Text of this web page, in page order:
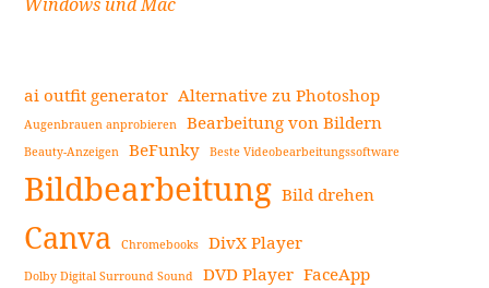
Seitenleiste
ai outfit generator Alternative zu Photoshop
Augenbrauen anprobieren Bearbeitung von Bildern
Beauty-Anzeigen BeFunky Beste Videobearbeitungssoftware
Bildbearbeitung Bild drehen
Canva Chromebooks DivX Player
Dolby Digital Surround Sound DVD Player FaceApp